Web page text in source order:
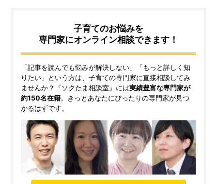
子育てのお悩みを
専門家にオンライン相談できます！
「記事を読んでも悩みが解決しない」「もっと詳しく知
りたい」という方は、子育ての専門家に直接相談してみ
ませんか？『ソクたま相談室』には実績豊富な専門家が
約150名在籍。きっとあなたにぴったりの専門家が見つ
かるはずです。